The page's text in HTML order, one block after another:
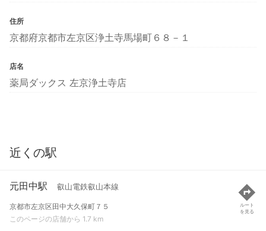
住所
京都府京都市左京区浄土寺馬場町６８－１
店名
薬局ダックス 左京浄土寺店
近くの駅
元田中駅 叡山電鉄叡山本線
京都市左京区田中大久保町７５
このページの店舗から 1.7 km
ルート
を見る